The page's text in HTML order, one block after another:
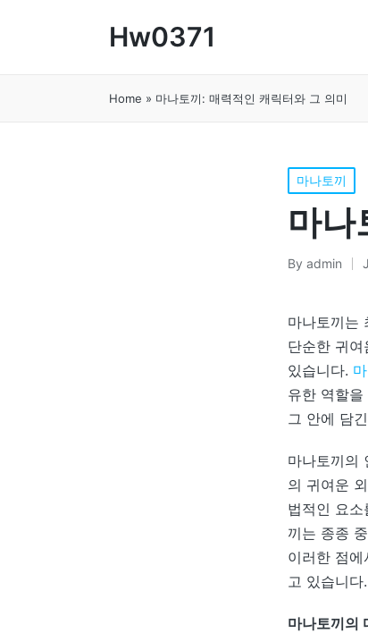
Hw0371
Home » 마나토끼: 매력적인 캐릭터와 그 의미
Posted
in
마나토끼
마나
Posted
By admin
마나토끼는
단순한 귀
있습니다.
유한 역할
그 안에 담
마나토끼의
의 귀여운
법적인 요
끼는 종종
이러한 점
고 있습니다.
마나토끼의